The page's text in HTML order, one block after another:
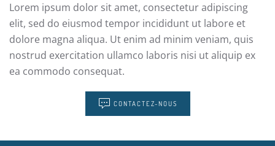
Lorem ipsum dolor sit amet, consectetur adipiscing
elit, sed do eiusmod tempor incididunt ut labore et
dolore magna aliqua. Ut enim ad minim veniam, quis
nostrud exercitation ullamco laboris nisi ut aliquip ex
ea commodo consequat.
CONTACTEZ-NOUS